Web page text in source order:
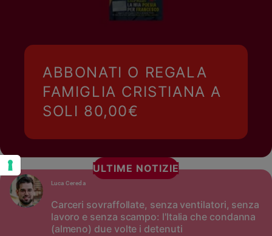
ABBONATI O REGALA
FAMIGLIA CRISTIANA A
SOLI 80,00€
ULTIME NOTIZIE
Carceri sovraffollate, senza ventilatori, senza
lavoro e senza scampo: l'Italia che condanna
(almeno) due volte i detenuti
Luca Cereda